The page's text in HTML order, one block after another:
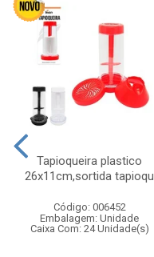
Tapioqueira plastico
26x11cm,sortida tapioqu
Código: 006452
Embalagem: Unidade
Caixa Com: 24 Unidade(s)